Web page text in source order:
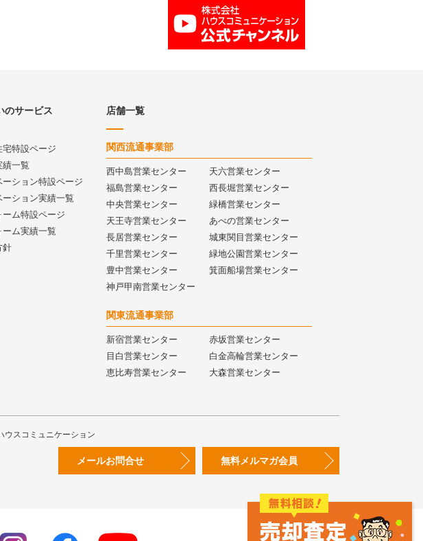
のサービス
宅特設ページ
績一覧
ーション特設ページ
ーション実績一覧
ーム特設ページ
ーム実績一覧
針
店舗一覧
関西流通事業部
西中島営業センター
天六営業センター
福島営業センター
西長堀営業センター
中央営業センター
緑橋営業センター
天王寺営業センター
あべの営業センター
長居営業センター
城東関目営業センター
千里営業センター
緑地公園営業センター
豊中営業センター
箕面船場営業センター
神戸甲南営業センター
関東流通事業部
新宿営業センター
赤坂営業センター
目白営業センター
白金高輪営業センター
恵比寿営業センター
大森営業センター
ウスコミュニケーション
メールお問合せ 無料メルマガ会員